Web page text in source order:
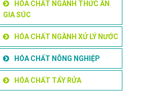
HÓA CHẤT NGÀNH THỨC ĂN
GIA SÚC
HÓA CHẤT NGÀNH XỬ LÝ NƯỚC
HÓA CHẤT NÔNG NGHIỆP
HÓA CHẤT TẨY RỬA